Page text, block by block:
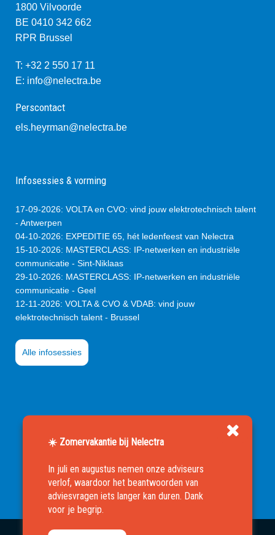
☀️ Zomervakantie bij Nelectra
In juli en augustus nemen onze adviseurs
verlof, waardoor het beantwoorden van
adviesvragen iets langer kan duren. Dank
voor je begrip.
1800 Vilvoorde
BE 0410 342 662
RPR Brussel
T: +32 2 550 17 11
E: info@nelectra.be
Perscontact
els.heyrman@nelectra.be
Infosessies & vorming
17-09-2026: VOLTA en CVO: vind jouw elektrotechnisch talent
- Antwerpen
04-10-2026: EXPEDITIE 65, hét ledenfeest van Nelectra
15-10-2026: MASTERCLASS: IP-netwerken en industriële
communicatie - Sint-Niklaas
29-10-2026: MASTERCLASS: IP-netwerken en industriële
communicatie - Geel
12-11-2026: VOLTA & CVO & VDAB: vind jouw
elektrotechnisch talent - Brussel
Alle infosessies